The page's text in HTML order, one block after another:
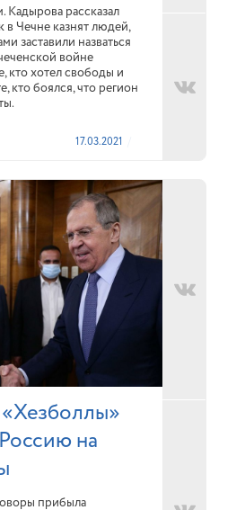
Кадырова рассказал
в Чечне казнят людей,
заставили назваться
войне
кто хотел свободы и
кто боялся, что регион
17.03.2021
на
прибыла